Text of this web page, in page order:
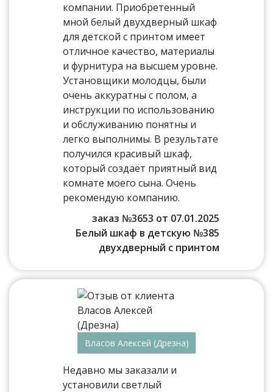
компании. Приобретенный
мной белый двухдверный шкаф
для детской с принтом имеет
отличное качество, материалы
и фурнитура на высшем уровне.
Установщики молодцы, были
очень аккуратны с полом, а
инструкции по использованию
и обслуживанию понятны и
легко выполнимы. В результате
получился красивый шкаф,
который создаёт приятный вид
комнате моего сына. Очень
рекомендую компанию.
заказ №3653 от 07.01.2025
Белый шкаф в детскую №385
двухдверный с принтом
Власов Алексей (Дрезна)
Недавно мы заказали и
установили светлый